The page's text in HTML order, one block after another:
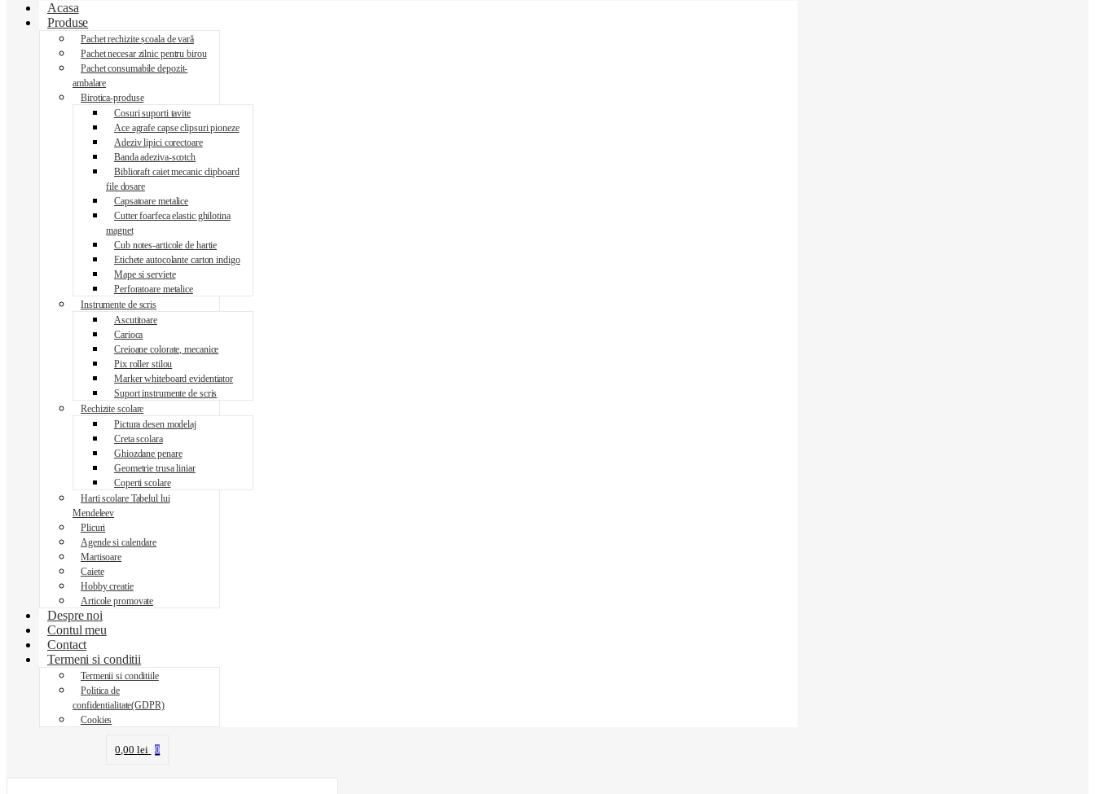
Acasa
Produse
Pachet rechizite școala de vară
Pachet necesar zilnic pentru birou
Pachet consumabile depozit-
ambalare
Birotica-produse
Cosuri suporti tavite
Ace agrafe capse clipsuri pioneze
Adeziv lipici corectoare
Banda adeziva-scotch
Biblioraft caiet mecanic clipboard
file dosare
Capsatoare metalice
Cutter foarfeca elastic ghilotina
magnet
Cub notes-articole de hartie
Etichete autocolante carton indigo
Mape si serviete
Perforatoare metalice
Instrumente de scris
Ascutitoare
Carioca
Creioane colorate, mecanice
Pix roller stilou
Marker whiteboard evidentiator
Suport instrumente de scris
Rechizite scolare
Pictura desen modelaj
Creta scolara
Ghiozdane penare
Geometrie trusa liniar
Coperti scolare
Harti scolare Tabelul lui
Mendeleev
Plicuri
Agende si calendare
Martisoare
Caiete
Hobby creatie
Articole promovate
Despre noi
Contul meu
Contact
Termeni si conditii
Termenii si conditiile
Politica de
confidentialitate(GDPR)
Cookies
0,00lei 0